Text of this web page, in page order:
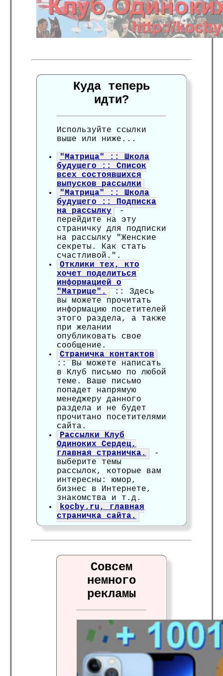
Куда теперь
идти?
Используйте ссылки
выше или ниже...
"Матрица" :: Школа
будущего :: Список
всех состоявшихся
выпусков рассылки
"Матрица" :: Школа
будущего :: Подписка
на рассылку -
перейдите на эту
страничку для подписки
на рассылку "Женские
секреты. Как стать
счастливой.".
Отклики тех, кто
хочет поделиться
информацией о
"Матрице". :: Здесь
вы можете прочитать
информацию посетителей
этого раздела, а также
при желании
опубликовать свое
сообщение.
Страничка контактов
:: Вы можете написать
в Клуб письмо по любой
теме. Ваше письмо
попадет напрямую
менеджеру данного
раздела и не будет
прочитано посетителями
сайта.
Рассылки Клуб
Одиноких Сердец,
главная страничка.
-
выберите темы
рассылок, которые вам
интересны: юмор,
бизнес в Интернете,
знакомства и т.д.
kocby.ru, главная
страничка сайта.
Совсем
немного
рекламы